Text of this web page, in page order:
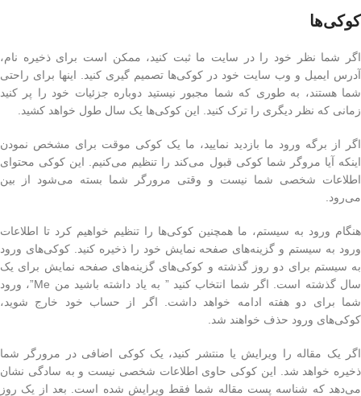
کوکی‌ها
اگر شما نظر خود را در سایت ما ثبت کنید، ممکن است برای ذخیره نام،
آدرس ایمیل و وب سایت خود در کوکی‌ها تصمیم گیری کنید. اینها برای راحتی
شما هستند، به طوری که شما مجبور نیستید دوباره جزئیات خود را پر کنید
زمانی که نظر دیگری را ترک کنید. این کوکی‌ها یک سال طول خواهد کشید.
اگر از برگه ورود ما بازدید نمایید، ما یک کوکی موقت برای مشخص نمودن
اینکه آیا مروگر شما کوکی قبول می‌کند را تنظیم می‌کنیم. این کوکی محتوای
اطلاعات شخصی شما نیست و وقتی مرورگر شما بسته می‌شود از بین
می‌رود.
هنگام ورود به سیستم، ما همچنین کوکی‌ها را تنظیم خواهیم کرد تا اطلاعات
ورود به سیستم و گزینه‌های صفحه نمایش خود را ذخیره کنید. کوکی‌های ورود
به سیستم برای دو روز گذشته و کوکی‌های گزینه‌های صفحه نمایش برای یک
سال گذشته است. اگر شما انتخاب کنید ” به یاد داشته باشید من Me”، ورود
شما برای دو هفته ادامه خواهد داشت. اگر از حساب خود خارج شوید،
کوکی‌های ورود حذف خواهند شد.
اگر یک مقاله را ویرایش یا منتشر کنید، یک کوکی اضافی در مرورگر شما
ذخیره خواهد شد. این کوکی حاوی اطلاعات شخصی نیست و به سادگی نشان
می‌دهد که شناسه پست مقاله شما فقط ویرایش شده است. بعد از یک روز